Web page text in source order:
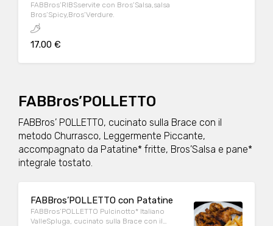
FABBros’RIBSservite con Bros’Salsa,salsa
Bros’Spicy,Bros’Verdure.
17.00 €
FABBros’POLLETTO
FABBros’ POLLETTO, cucinato sulla Brace con il
metodo Churrasco, Leggermente Piccante,
accompagnato da Patatine* fritte, Bros’Salsa e pane*
integrale tostato.
FABBros’POLLETTO con Patatine
FABBros’POLLETTO Pulcinotto* Italiano
ValleSpluga, cucinato sulla Brace con il